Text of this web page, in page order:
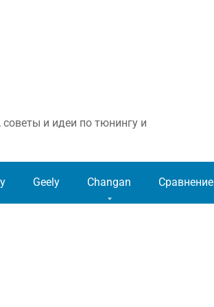
и идеи по тюнингу и
Geely Changan Сравнение